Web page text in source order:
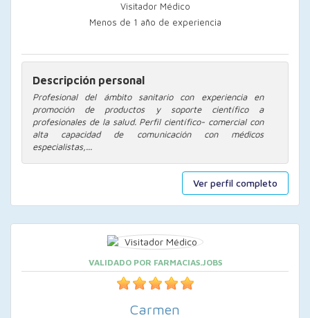
Ver perfil completo
Visitador Médico
Menos de 1 año de experiencia
Descripción personal
Profesional del ámbito sanitario con experiencia en
promoción de productos y soporte científico a
profesionales de la salud. Perfil científico- comercial con
alta capacidad de comunicación con médicos
especialistas,...
VALIDADO POR FARMACIAS.JOBS
Carmen